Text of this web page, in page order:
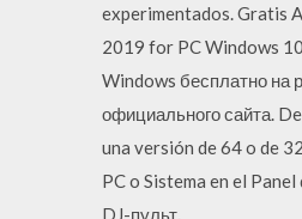
experimentados. Gratis
2019 for PC Windows
Windows бесплатно на
официального сайта.
una versión de 64 o de
PC o Sistema en el
DJ-пульт.